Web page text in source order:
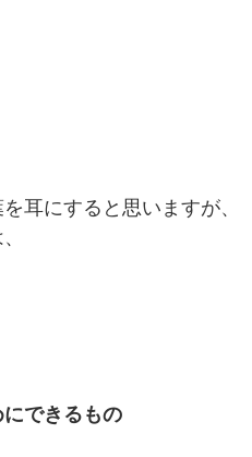
耳にすると思いますが、
できるもの